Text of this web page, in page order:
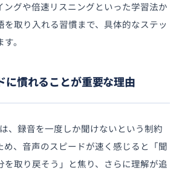
ングや倍速リスニングといった学習法か
を取り入れる習慣まで、具体的なステッ
。
に慣れることが重要な理由
、録音を一度しか聞けないという制約
め、音声のスピードが速く感じると「聞
を取り戻そう」と焦り、さらに理解が追